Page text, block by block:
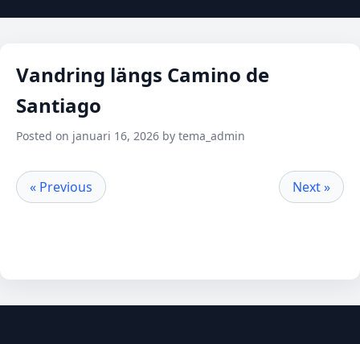
Vandring längs Camino de
Santiago
Posted on januari 16, 2026 by tema_admin
« Previous Next »